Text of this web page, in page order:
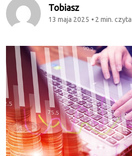
Tobiasz
13 maja 2025 2 min.